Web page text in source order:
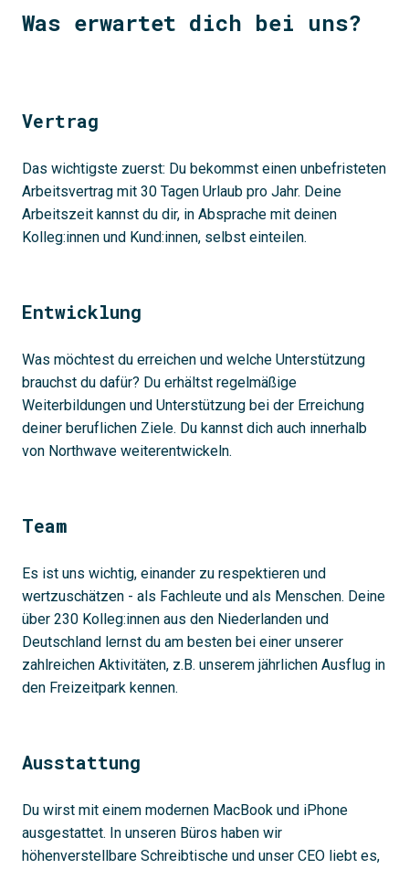
Was erwartet dich bei uns?
Vertrag
Das wichtigste zuerst: Du bekommst einen unbefristeten
Arbeitsvertrag mit 30 Tagen Urlaub pro Jahr. Deine
Arbeitszeit kannst du dir, in Absprache mit deinen
Kolleg:innen und Kund:innen, selbst einteilen.
Entwicklung
Was möchtest du erreichen und welche Unterstützung
brauchst du dafür? Du erhältst regelmäßige
Weiterbildungen und Unterstützung bei der Erreichung
deiner beruflichen Ziele. Du kannst dich auch innerhalb
von Northwave weiterentwickeln.
Team
Es ist uns wichtig, einander zu respektieren und
wertzuschätzen - als Fachleute und als Menschen. Deine
über 230 Kolleg:innen aus den Niederlanden und
Deutschland lernst du am besten bei einer unserer
zahlreichen Aktivitäten, z.B. unserem jährlichen Ausflug in
den Freizeitpark kennen.
Ausstattung
Du wirst mit einem modernen MacBook und iPhone
ausgestattet. In unseren Büros haben wir
höhenverstellbare Schreibtische und unser CEO liebt es,